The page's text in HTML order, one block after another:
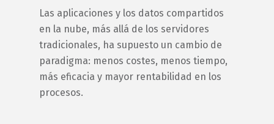
Las aplicaciones y los datos compartidos
en la nube, más allá de los servidores
tradicionales, ha supuesto un cambio de
paradigma: menos costes, menos tiempo,
más eficacia y mayor rentabilidad en los
procesos.